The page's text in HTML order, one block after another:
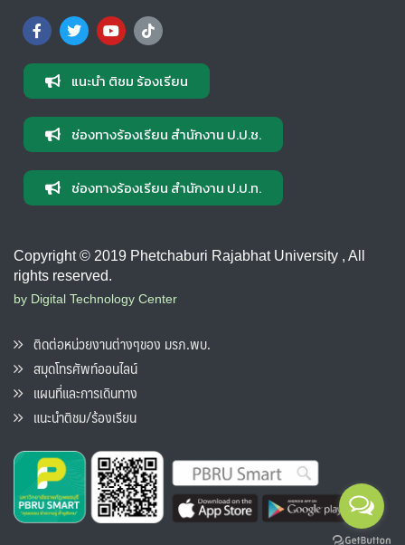
แนะนำ ติชม ร้องเรียน
ช่องทางร้องเรียน สำนักงาน ป.ป.ช.
ช่องทางร้องเรียน สำนักงาน ป.ป.ท.
Copyright © 2019 Phetchaburi Rajabhat University , All
rights reserved.
by Digital Technology Center
ติดต่อหน่วยงานต่างๆของ มรภ.พบ.
สมุดโทรศัพท์ออนไลน์
แผนที่และการเดินทาง
แนะนำติชม/ร้องเรียน